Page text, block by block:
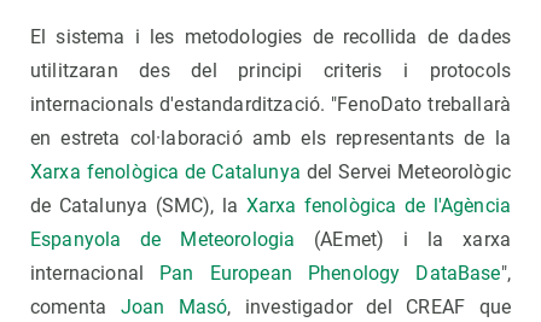
El sistema i les metodologies de recollida de dades
utilitzaran des del principi criteris i protocols
internacionals d'estandardització. "FenoDato treballarà
en estreta col·laboració amb els representants de la
Xarxa fenològica de Catalunya del Servei Meteorològic
de Catalunya (SMC), la Xarxa fenològica de l'Agència
Espanyola de Meteorologia (AEmet) i la xarxa
internacional Pan European Phenology DataBase",
comenta Joan Masó, investigador del CREAF que